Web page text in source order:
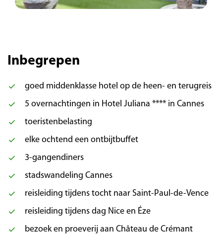
olijfbomen aan de voet van de Baous-heuvels,
bezoek aan het schilderachtige
de mooiste plekjes van de regio. Vooral in het
rustige laagseizoen kunt u hier in alle rust
dwalen door de smalle straatjes en de
charmante galerieën van lokale kunstenaars
ontdekken.
Dag 4 | Nice – Éze
Vandaag beginnen we met een
stadswandeling door Nice, waarbij wij de
belangrijkste bezienswaardigheden van deze
Inbegrepen
goed middenklasse hotel op de heen- en terugreis
5 overnachtingen in Hotel Juliana **** in Cannes
toeristenbelasting
elke ochtend een ontbijtbuffet
3-gangendiners
stadswandeling Cannes
reisleiding tijdens tocht naar Saint-Paul-de-Vence
reisleiding tijdens dag Nice en Éze
bezoek en proeverij aan Château de Crémant